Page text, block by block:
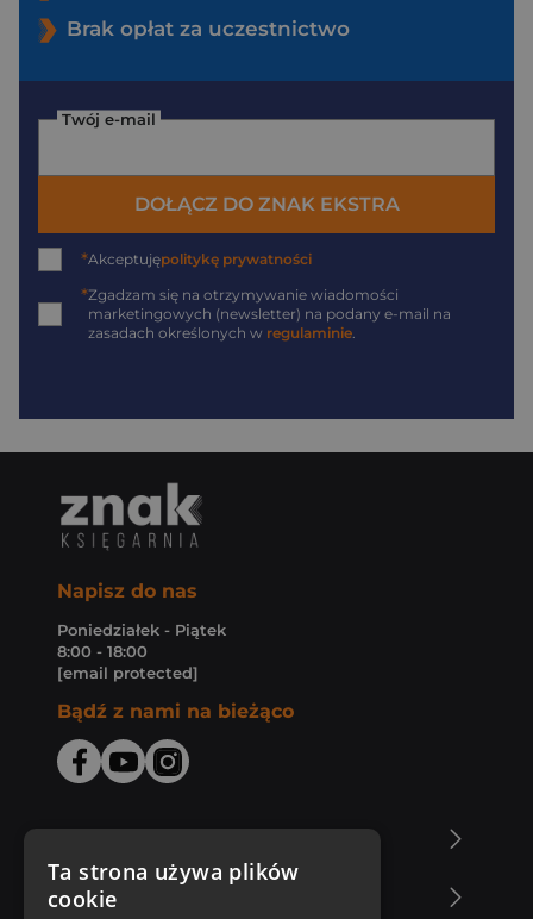
Brak opłat za uczestnictwo
Twój e-mail
DOŁĄCZ DO ZNAK EKSTRA
*Akceptujępolitykę prywatności
*Zgadzam się na otrzymywanie wiadomości
marketingowych (newsletter) na podany e-mail na
zasadach określonych w regulaminie
Napisz do nas
Poniedziałek - Piątek
8:00 - 18:00
[email protected]
Bądź z nami na bieżąco
Zakupy u nas
Ta strona używa plików
cookie